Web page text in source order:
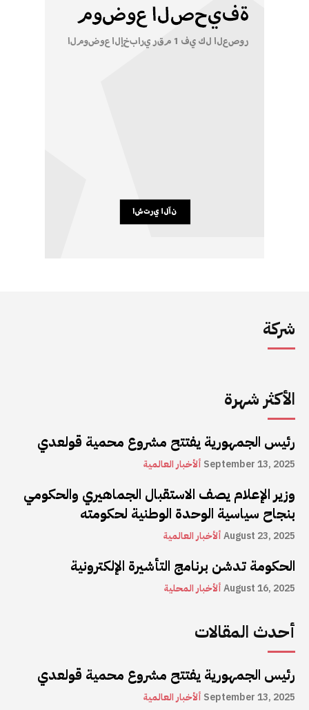
شركة
الأكثر شهرة
رئيس الجمهورية يفتتح مشروع محمية قولعدي
ألأخبار العالمية September 13, 2025
وزير الإعلام يصف الاستقبال الجماهيري والحكومي
بنجاح سياسية الوحدة الوطنية لحكومته
ألأخبار العالميةAugust 23, 2025
الحكومة تدشن برنامج التأشيرة الإلكترونية
ألأخبار المحليةAugust 16, 2025
أحدث المقالات
رئيس الجمهورية يفتتح مشروع محمية قولعدي
ألأخبار العالمية September 13, 2025